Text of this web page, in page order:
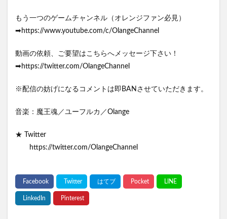
もう一つのゲームチャンネル（オレンジファン必見）
➡https://www.youtube.com/c/OlangeChannel
動画の依頼、ご要望はこちらへメッセージ下さい！
➡https://twitter.com/OlangeChannel
※配信の妨げになるコメントは即BANさせていただきます。
音楽：魔王魂／ユーフルカ／Olange
★ Twitter
https://twitter.com/OlangeChannel